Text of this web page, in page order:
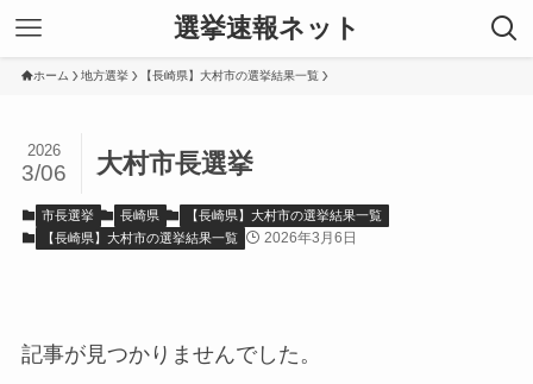
選挙速報ネット
ホーム 地方選挙 【長崎県】大村市の選挙結果一覧
大村市長選挙
2026
3/06
市長選挙 長崎県
【長崎県】大村市の選挙結果一覧
【長崎県】大村市の選挙結果一覧
2026年3月6日
記事が見つかりませんでした。